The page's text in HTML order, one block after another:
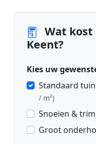
Wat
Keent?
Kies uw
Standaard
/ m²)
Snoeien &
Groot